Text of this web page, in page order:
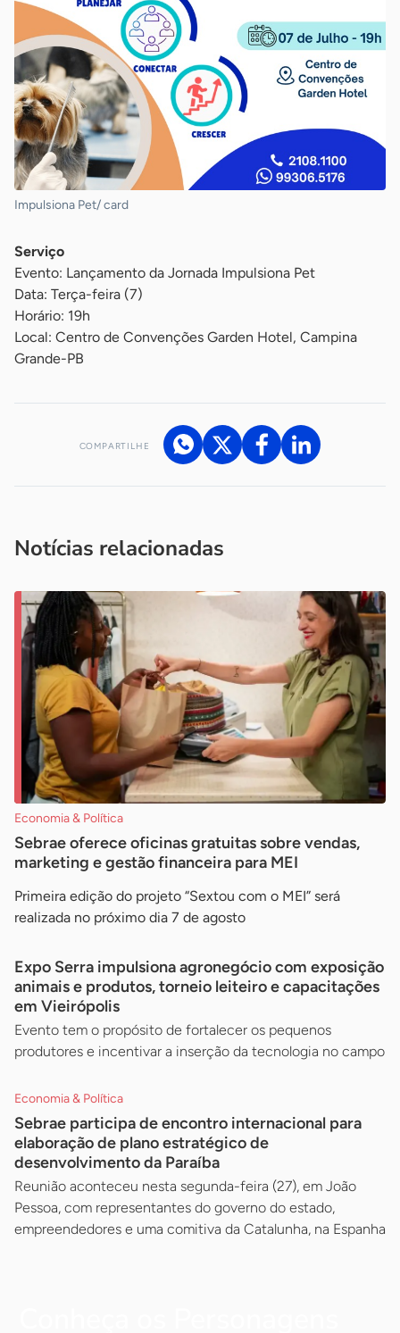
Impulsiona Pet/ card
Serviço
Evento: Lançamento da Jornada Impulsiona Pet
Data: Terça-feira (7)
Horário: 19h
Local: Centro de Convenções Garden Hotel, Campina
Grande-PB
COMPARTILHE
Notícias relacionadas
Economia & Política
Sebrae oferece oficinas gratuitas sobre vendas,
marketing e gestão financeira para MEI
Primeira edição do projeto “Sextou com o MEI” será
realizada no próximo dia 7 de agosto
Expo Serra impulsiona agronegócio com exposição
animais e produtos, torneio leiteiro e capacitações
em Vieirópolis
Evento tem o propósito de fortalecer os pequenos
produtores e incentivar a inserção da tecnologia no campo
Economia & Política
Sebrae participa de encontro internacional para
elaboração de plano estratégico de
desenvolvimento da Paraíba
Reunião aconteceu nesta segunda-feira (27), em João
Pessoa, com representantes do governo do estado,
empreendedores e uma comitiva da Catalunha, na Espanha